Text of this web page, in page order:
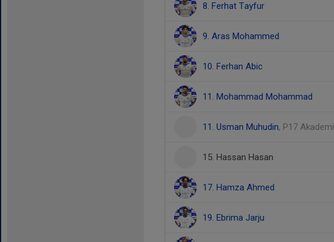
8. Ferhat Tayfur
9. Aras Mohammed
10. Ferhan Abic
11. Mohammad Mohammad
11. Usman Muhudin, P17 Akademi
15. Hassan Hasan
17. Hamza Ahmed
19. Ebrima Jarju